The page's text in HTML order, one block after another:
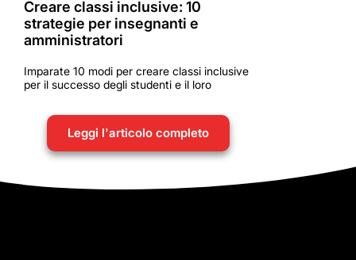
Creare classi inclusive: 10
strategie per insegnanti e
amministratori
Imparate 10 modi per creare classi inclusive
per il successo degli studenti e il loro
Leggi l'articolo completo